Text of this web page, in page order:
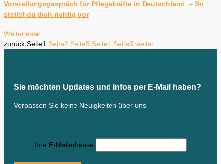
Vorstellungsgespräch für Pflegekräfte in Deutschland – So
stellst du dich richtig vor
Weiterlesen...
zurück Seite1 Seite2 Seite3 Seite4 Seite5 weiter
Sie möchten Updates und Infos per E-Mail haben?
Verpassen Sie keine Neuigkeiten über uns.
Ihre E-Mailadresse